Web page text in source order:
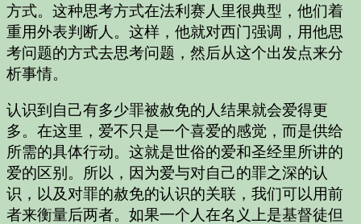
方式。这种思考方式在法利赛人里很典型，他们着
重用外表判断人。这样，他就对西门强调，用他思
考问题的方式去思考问题，然后从这个出发点来分
析事情。
认识到自己有多少罪被赦免的人结果就会爱得更
多。在这里，爱不只是一个喜爱的感觉，而是供给
所需的具体行动。这就是世俗的爱和圣经里所讲的
爱的区别。所以，因为爱与对自己的罪之深的认
识，以及对罪的赦免的认识的关联，我们可以用前
者来衡量后两者。如果一个人在名义上是基督徒但